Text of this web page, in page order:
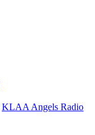
KLAA Angels Radio